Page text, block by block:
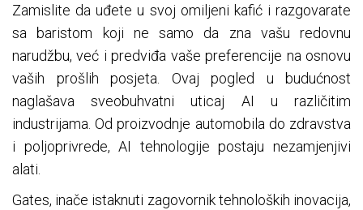
Zamislite da uđete u svoj omiljeni kafić i razgovarate
sa baristom koji ne samo da zna vašu redovnu
narudžbu, već i predviđa vaše preferencije na osnovu
vaših prošlih posjeta. Ovaj pogled u budućnost
naglašava sveobuhvatni uticaj AI u različitim
industrijama. Od proizvodnje automobila do zdravstva
i poljoprivrede, AI tehnologije postaju nezamjenjivi
alati.
Gates, inače istaknuti zagovornik tehnoloških inovacija,